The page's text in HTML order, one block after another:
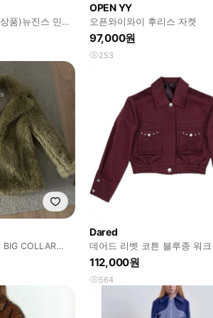
품)뉴진스 민지,
OPEN YY
오픈와이와이 후리스 자켓
97,000원
253
BIG COLLAR
Dared
데어드 리벳 코튼 블루종 워크
건디
112,000원
564